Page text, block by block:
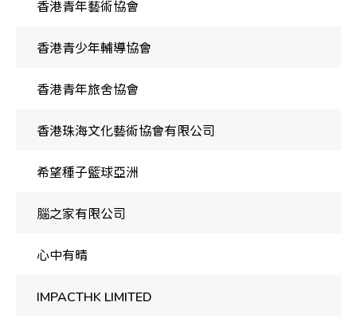
香港青年藝術協會
香港青少年輔導協會
香港青年旅舍協會
香港珠海文化藝術協會有限公司
希望種子籃球亞洲
腦之家有限公司
心中有晴
IMPACTHK LIMITED